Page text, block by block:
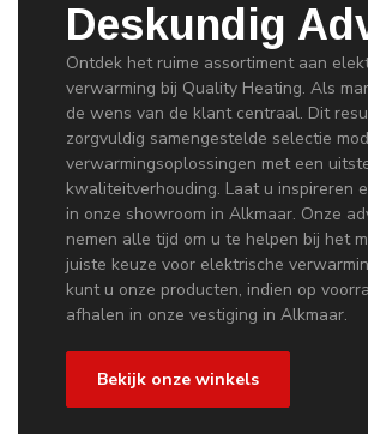
Deskundig
Ontdek het ruime assortiment aan
verwarming bij Quality Heating. Als
de wens van de klant centraal. Dit
zorgvuldig samengestelde selectie
verwarmingsoplossingen met een
kwaliteitverhouding. Laat u inspireren
in onze showroom in Alkmaar. Onze
nemen alle tijd om u te helpen bij het
juiste keuze voor elektrische
kunt u onze producten, indien op
afhalen in onze vestiging in Alkmaar.
Bekijk onze winkels